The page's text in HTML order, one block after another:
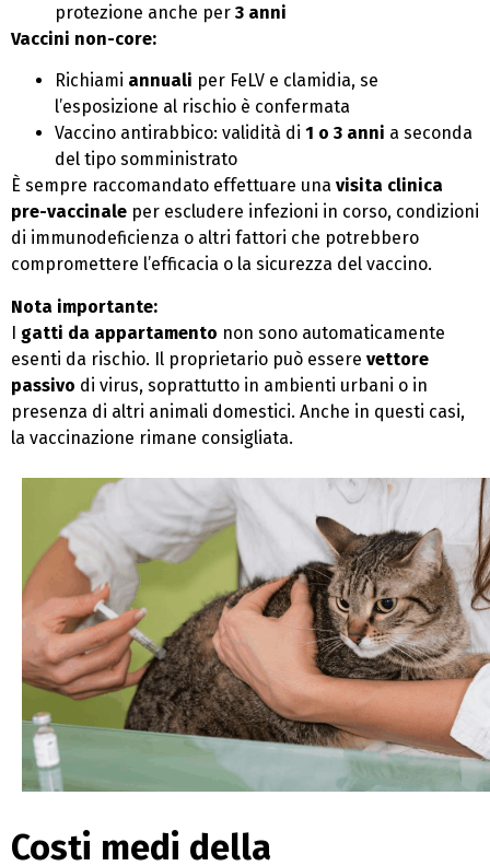
protezione anche per 3 anni
Vaccini non-core:
Richiami annuali per FeLV e clamidia, se
l’esposizione al rischio è confermata
Vaccino antirabbico: validità di 1 o 3 anni a seconda
del tipo somministrato
È sempre raccomandato effettuare una visita clinica
pre-vaccinale per escludere infezioni in corso, condizioni
di immunodeficienza o altri fattori che potrebbero
compromettere l’efficacia o la sicurezza del vaccino.
Nota importante:
I gatti da appartamento non sono automaticamente
esenti da rischio. Il proprietario può essere vettore
passivo di virus, soprattutto in ambienti urbani o in
presenza di altri animali domestici. Anche in questi casi,
la vaccinazione rimane consigliata.
Costi medi della